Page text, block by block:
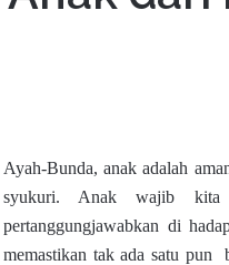
Ayah-Bunda, anak adalah
syukuri. Anak wajib
pertanggungjawabkan di
memastikan tak ada satu pun